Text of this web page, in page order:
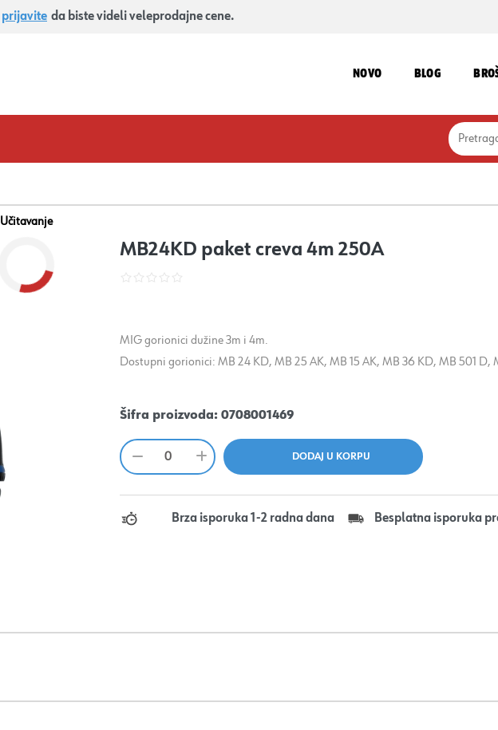
prijavite da biste videli veleprodajne cene.
NOVO BLOG
Učitavanje
MB24KD paket creva 4m 250A
MIG gorionici dužine 3m i 4m.
Dostupni gorionici: MB 24 KD, MB 25 AK, MB 15 AK, MB 36 KD, MB 501 D,
Šifra proizvoda: 0708001469
Brza isporuka 1-2 radna dana Besplatna isporuka